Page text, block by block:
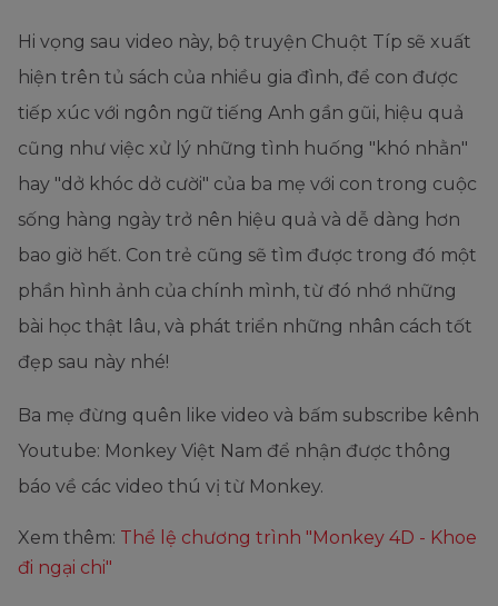
Hi vọng sau video này, bộ truyện Chuột Típ sẽ xuất
hiện trên tủ sách của nhiều gia đình, để con được
tiếp xúc với ngôn ngữ tiếng Anh gần gũi, hiệu quả
cũng như việc xử lý những tình huống "khó nhằn"
hay "dở khóc dở cười" của ba mẹ với con trong cuộc
sống hàng ngày trở nên hiệu quả và dễ dàng hơn
bao giờ hết. Con trẻ cũng sẽ tìm được trong đó một
phần hình ảnh của chính mình, từ đó nhớ những
bài học thật lâu, và phát triển những nhân cách tốt
đẹp sau này nhé!
Ba mẹ đừng quên like video và bấm subscribe kênh
Youtube: Monkey Việt Nam để nhận được thông
báo về các video thú vị từ Monkey.
Xem thêm: Thể lệ chương trình "Monkey 4D - Khoe
đi ngại chi"